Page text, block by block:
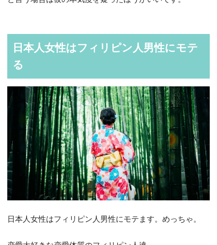
日本人女性はフィリピン人男性にモテ
る
日本人女性はフィリピン人男性にモテます。めっちゃ。